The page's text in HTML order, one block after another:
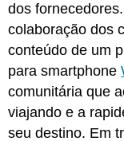
dos
colaboração dos
conteúdo de um
para smartphone
comunitária que
viajando e a
seu destino. Em